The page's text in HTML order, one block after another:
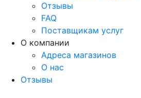
Отзывы
FAQ
Поставщикам услуг
О компании
Адреса магазинов
О нас
Отзывы